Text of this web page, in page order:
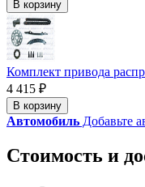
В корзину
Комплект привода
4 415 ₽
В корзину
Автомобиль Добавьте
Стоимость и